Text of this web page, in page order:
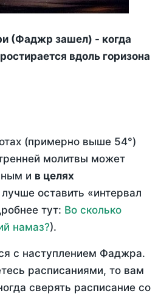
(Фаджр зашел) - когда
вдоль горизона
(примерно выше 54°)
молитвы может
и в целях
лучше оставить «интервал
тут: Во сколько
намаз?).
с наступлением Фаджра.
расписаниями, то вам
сверять расписание со